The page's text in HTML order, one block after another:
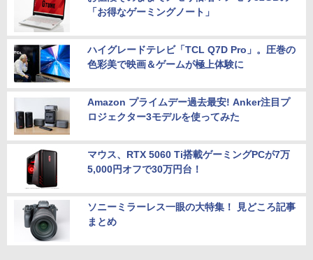
「お得なゲーミングノート」
ハイグレードテレビ「TCL Q7D Pro」。圧巻の
色彩美で映画＆ゲームが極上体験に
Amazon プライムデー過去最安! Anker注目プ
ロジェクター3モデルを使ってみた
マウス、RTX 5060 Ti搭載ゲーミングPCが7万
5,000円オフで30万円台！
ソニーミラーレス一眼の大特集！ 見どころ記事
まとめ